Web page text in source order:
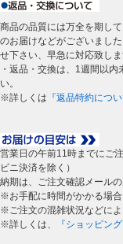
商品の品質には万全を期し
のお届けなどがございまし
せ下さい、早急に対応致しま
・返品・交換は、1週間以
い。
※詳しくは 『返品特約につい
営業日の午前11時までにご
ビニ決済を除く）
納期は、ご注文確認メール
※お手配に時間がかかる場合
※ご注文の混雑状況などに
※詳しくは、
『ショッピング